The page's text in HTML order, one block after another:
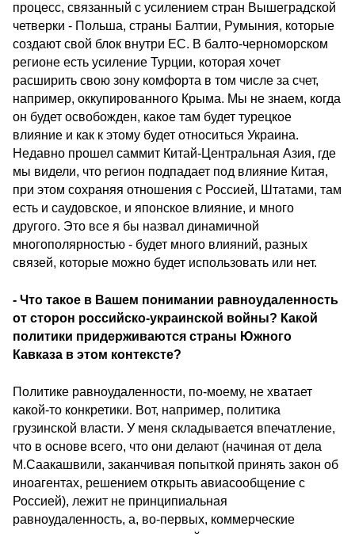
процесс, связанный с усилением стран Вышеградской
четверки - Польша, страны Балтии, Румыния, которые
создают свой блок внутри ЕС. В балто-черноморском
регионе есть усиление Турции, которая хочет
расширить свою зону комфорта в том числе за счет,
например, оккупированного Крыма. Мы не знаем, когда
он будет освобожден, какое там будет турецкое
влияние и как к этому будет относиться Украина.
Недавно прошел саммит Китай-Центральная Азия, где
мы видели, что регион подпадает под влияние Китая,
при этом сохраняя отношения с Россией, Штатами, там
есть и саудовское, и японское влияние, и много
другого. Это все я бы назвал динамичной
многополярностью - будет много влияний, разных
связей, которые можно будет использовать или нет.
- Что такое в Вашем понимании равноудаленность
от сторон российско-украинской войны? Какой
политики придерживаются страны Южного
Кавказа в этом контексте?
Политике равноудаленности, по-моему, не хватает
какой-то конкретики. Вот, например, политика
грузинской власти. У меня складывается впечатление,
что в основе всего, что они делают (начиная от дела
М.Саакашвили, заканчивая попыткой принять закон об
иноагентах, решением открыть авиасообщение с
Россией), лежит не принципиальная
равноудаленность, а, во-первых, коммерческие